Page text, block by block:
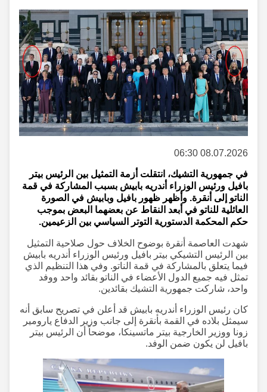
08.07.2026 06:30
في جمهورية التشيك، انتقلت أزمة التمثيل بين الرئيس بيتر
بافيل ورئيس الوزراء أندريه بابيش بسبب المشاركة في قمة
الناتو إلى أنقرة. وأظهر ظهور بافيل وبابيش في الصورة
العائلية للناتو في أبعد النقاط عن بعضهما البعض بموجب
حكم المحكمة الدستورية التوتر السياسي بين الزعيمين.
شهدت العاصمة أنقرة بوضوح الخلاف حول صلاحية التمثيل
بين الرئيس التشيكي بيتر بافيل ورئيس الوزراء أندريه بابيش
فيما يتعلق بالمشاركة في قمة الناتو. وفي هذا التنظيم الذي
تمثل فيه جميع الدول الأعضاء في الناتو بقائد واحد ووفد
واحد، شاركت جمهورية التشيك بقائدين.
كان رئيس الوزراء أندريه بابيش قد أعلن في تصريح سابق أنه
سيمثل بلاده في القمة بأنقرة إلى جانب وزير الدفاع يارومير
زونا ووزير الخارجية بيتر ماتسينكا، موضحاً أن الرئيس بيتر
بافيل لن يكون ضمن الوفد.